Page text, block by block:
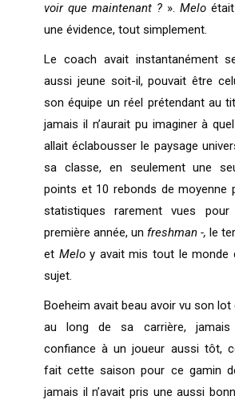
voir que maintenant ? ». Melo
une évidence, tout simplement.
Le coach avait instantanément
aussi jeune soit-il, pouvait être
son équipe un réel prétendant au
jamais il n’aurait pu imaginer à
allait éclabousser le paysage
sa classe, en seulement une
points et 10 rebonds de moyenne
statistiques rarement vues
première année, un freshman -, le
et Meloy avait mis tout le monde
sujet.
Boeheim avait beau avoir vu son
au long de sa carrière,
confiance à un joueur aussi tôt,
fait cette saison pour ce gamin
jamais il n’avait pris une aussi